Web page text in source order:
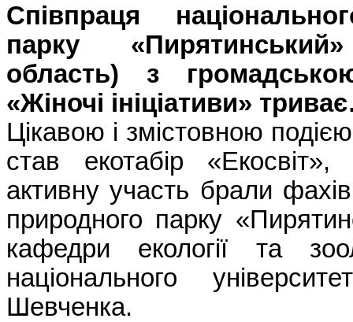
Співпраця
парку
область) з
«Жіночі ініціативи»
Цікавою і змістовною
став екотабір
активну участь брали
природного парку
кафедри екології та
національного
Шевченка.